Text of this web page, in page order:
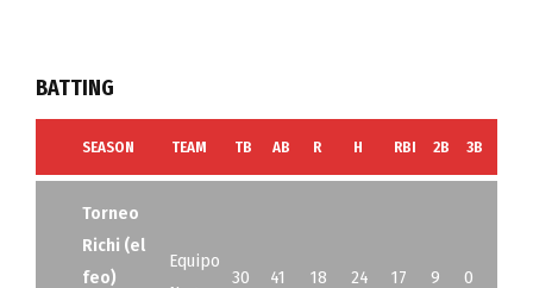
BATTING
SEASON TEAM TB AB R H RBI 2B 3B
Torneo
Richi (el
feo)
Equipo
30 41 18 24 17 9 0